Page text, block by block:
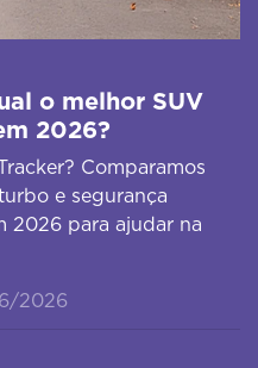
o melhor SUV
2026?
Comparamos
e segurança
2026 para ajudar na
2026